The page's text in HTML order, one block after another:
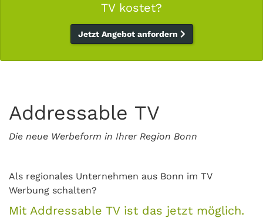
TV kostet?
Jetzt Angebot anfordern
Addressable TV
Die neue Werbeform in Ihrer Region Bonn
Als regionales Unternehmen aus Bonn im TV
Werbung schalten?
Mit Addressable TV ist das jetzt möglich.